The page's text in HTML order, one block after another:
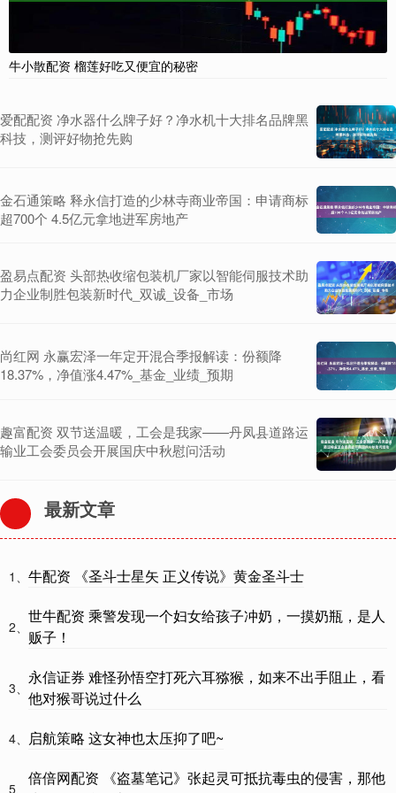
牛小散配资 榴莲好吃又便宜的秘密
爱配配资 净水器什么牌子好？净水机十大排名品牌黑
科技，测评好物抢先购
金石通策略 释永信打造的少林寺商业帝国：申请商标
超700个 4.5亿元拿地进军房地产
盈易点配资 头部热收缩包装机厂家以智能伺服技术助
力企业制胜包装新时代_双诚_设备_市场
尚红网 永赢宏泽一年定开混合季报解读：份额降
18.37%，净值涨4.47%_基金_业绩_预期
趣富配资 双节送温暖，工会是我家——丹凤县道路运
输业工会委员会开展国庆中秋慰问活动
最新文章
1、 牛配资 《圣斗士星矢 正义传说》黄金圣斗士
2、
世牛配资 乘警发现一个妇女给孩子冲奶，一摸奶瓶，是人
贩子！
3、
永信证券 难怪孙悟空打死六耳猕猴，如来不出手阻止，看
他对猴哥说过什么
4、 启航策略 这女神也太压抑了吧~
5、
倍倍网配资 《盗墓笔记》张起灵可抵抗毒虫的侵害，那他